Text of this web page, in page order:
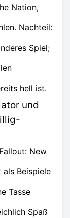
Nation,
Nachteil:
Spiel;
hell ist.
und
New
als Beispiele
Tasse
Spaß